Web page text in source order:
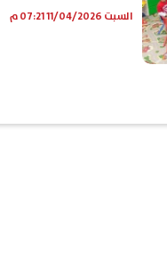
السبت 11/04/2026 07:21 م